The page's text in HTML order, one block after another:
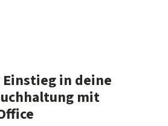
in deine
mit